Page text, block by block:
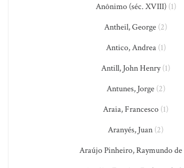
Anônimo (séc. XVIII)(1)
Antheil, George (2)
Antico, Andrea(1)
Antill, John Henry(1)
Antunes, Jorge(2)
Araia, Francesco (1)
Aranyés, Juan (2)
Araújo Pinheiro, Raymundo de